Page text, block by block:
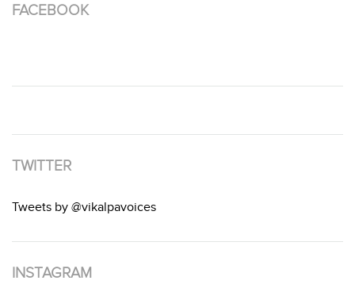
FACEBOOK
TWITTER
Tweets by @vikalpavoices
INSTAGRAM